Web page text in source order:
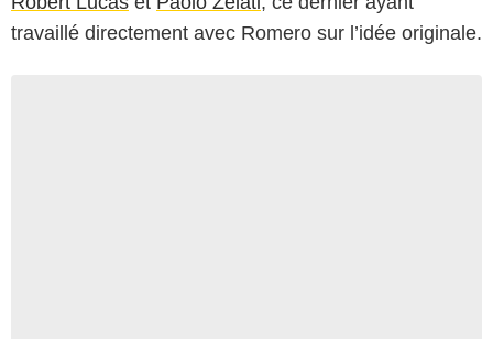
travaillé directement avec Romero sur l’idée originale.